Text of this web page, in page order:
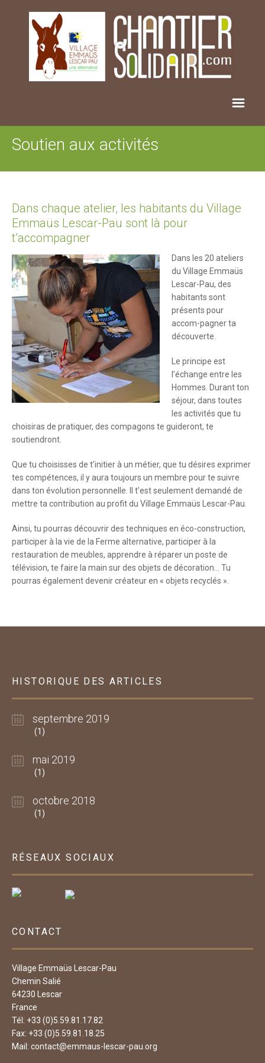
Soutien aux activités
Dans chaque atelier, les habitants du Village
Emmaüs Lescar-Pau sont là pour
t’accompagner
Dans les 20 ateliers
du Village Emmaüs
Lescar-Pau, des
habitants sont
présents pour
accom-pagner ta
découverte.
Le principe est
l’échange entre les
Hommes. Durant ton
séjour, dans toutes
les activités que tu
choisiras de pratiquer, des compagons te guideront, te
soutiendront.
Que tu choisisses de t’initier à un métier, que tu désires exprimer
tes compétences, il y aura toujours un membre pour te suivre
dans ton évolution personnelle. Il t’est seulement demandé de
mettre ta contribution au profit du Village Emmaüs Lescar-Pau.
Ainsi, tu pourras découvrir des techniques en éco-construction,
participer à la vie de la Ferme alternative, participer à la
restauration de meubles, apprendre à réparer un poste de
télévision, te faire la main sur des objets de décoration… Tu
pourras également devenir créateur en « objets recyclés ».
HISTORIQUE DES ARTICLES
septembre 2019
(1)
mai 2019
(1)
octobre 2018
(1)
RÉSEAUX SOCIAUX
CONTACT
Village Emmaüs Lescar-Pau
Chemin Salié
64230 Lescar
France
Tél: +33 (0)5.59.81.17.82
Fax: +33 (0)5.59.81.18.25
Mail: contact@emmaus-lescar-pau.org